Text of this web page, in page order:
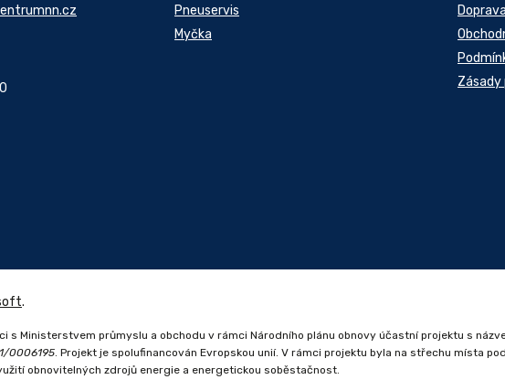
Pneuservis
Myčka
Zásady
.
s Ministerstvem průmyslu a obchodu v rámci Národního plánu obnovy účastní projektu s
0006195. Projekt je spolufinancován Evropskou unií. V rámci projektu byla na střechu místa
obnovitelných zdrojů energie a energetickou soběstačnost.